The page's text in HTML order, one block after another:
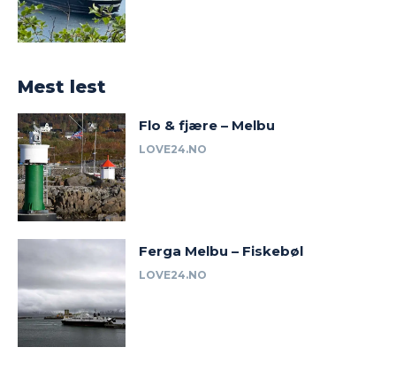
Mest lest
Flo & fjære – Melbu
LOVE24.NO
Ferga Melbu – Fiskebøl
LOVE24.NO